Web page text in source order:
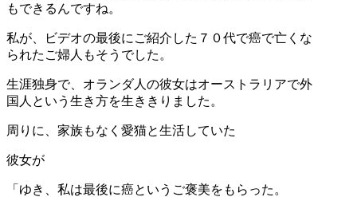
もできるんですね。
私が、ビデオの最後にご紹介した７０代で癌で亡くな
られたご婦人もそうでした。
生涯独身で、オランダ人の彼女はオーストラリアで外
国人という生き方を生ききりました。
周りに、家族もなく愛猫と生活していた
彼女が
「ゆき、私は最後に癌というご褒美をもらった。